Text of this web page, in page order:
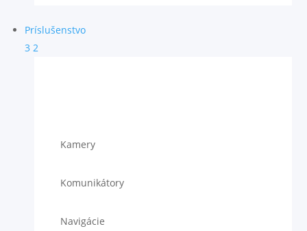
Príslušenstvo
3 2
Kamery
Komunikátory
Navigácie